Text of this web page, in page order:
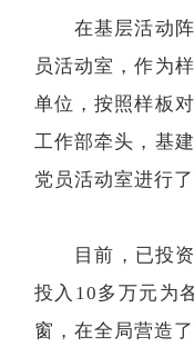
在基层活动阵
员活动室，作为
单位，按照样板
工作部牵头，基
党员活动室进行了
目前，已投资
投入10多万元为
窗，在全局营造